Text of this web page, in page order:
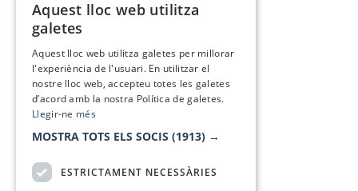
Aquest lloc web utilitza
galetes
Aquest lloc web utilitza galetes per millorar
l'experiència de l'usuari. En utilitzar el
nostre lloc web, accepteu totes les galetes
d’acord amb la nostra Política de galetes.
Llegir-ne més
MOSTRA TOTS ELS SOCIS (1913) →
ESTRICTAMENT NECESSÀRIES